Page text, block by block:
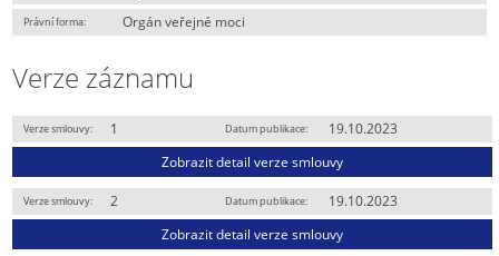
Právní forma: Orgán veřejné moci
Verze záznamu
Verze smlouvy: 1 Datum publikace:
19.10.2023
Zobrazit detail verze smlouvy
Verze smlouvy: 2 Datum publikace:
19.10.2023
Zobrazit detail verze smlouvy